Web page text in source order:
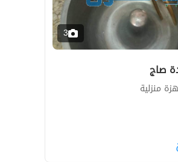
3
صاج
منزلية